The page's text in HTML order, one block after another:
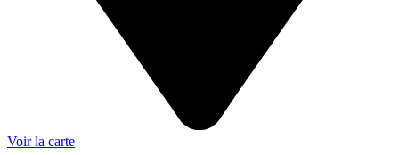
Voir la carte